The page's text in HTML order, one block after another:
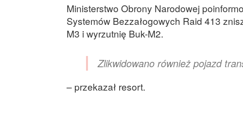
Ministerstwo Obrony Narodowej
Systemów Bezzałogowych Raid 413
M3 i wyrzutnię Buk-M2.
Zlikwidowano również pojazd
– przekazał resort.